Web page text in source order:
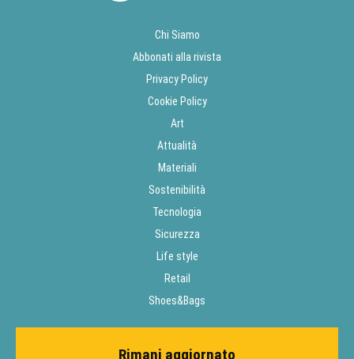
Chi Siamo
Abbonati alla rivista
Privacy Policy
Cookie Policy
Art
Attualità
Materiali
Sostenibilità
Tecnologia
Sicurezza
Life style
Retail
Shoes&Bags
Rimani aggiornato